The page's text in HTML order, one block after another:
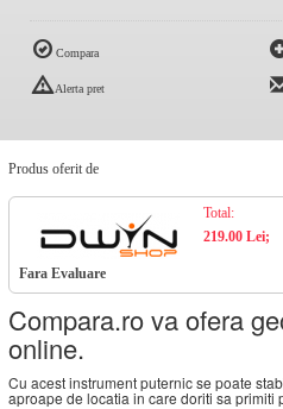
Compara
Alerta pret
Produs oferit de
Fara Evaluare
Total:
219.00 Lei;
Compara.ro va ofera
online.
Cu acest instrument puternic se poate
aproape de locatia in care doriti sa primiti